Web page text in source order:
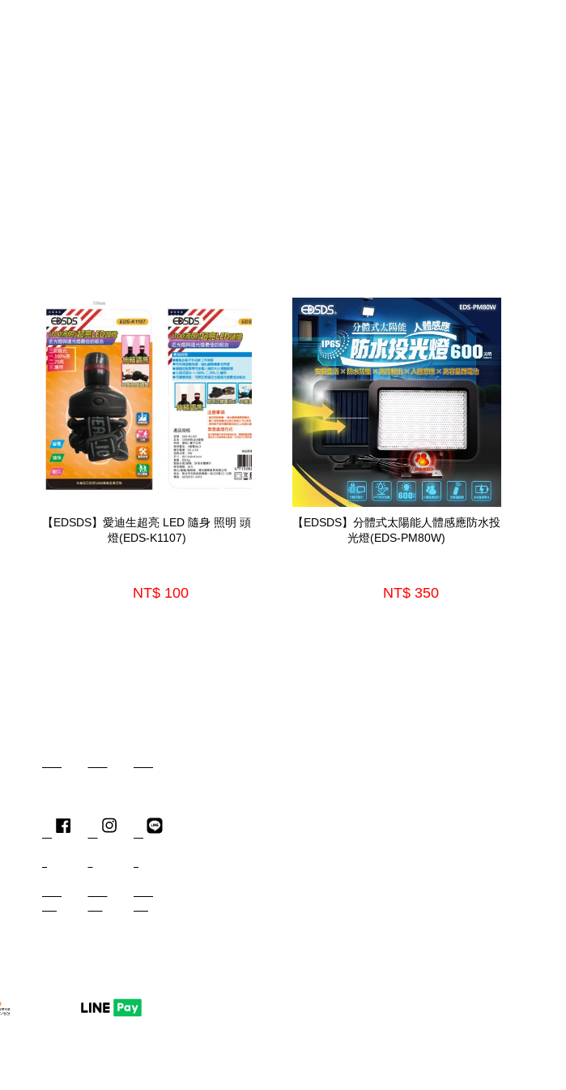
【EDSDS】愛迪生超亮 LED 隨身 照明 頭
燈(EDS-K1107)
NT$ 100
【EDSDS】分體式太陽能人體感應防水投
光燈(EDS-PM80W)
NT$ 350